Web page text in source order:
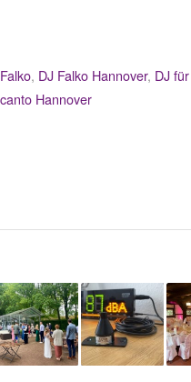
, DJ Falko Hannover, DJ
Hannover